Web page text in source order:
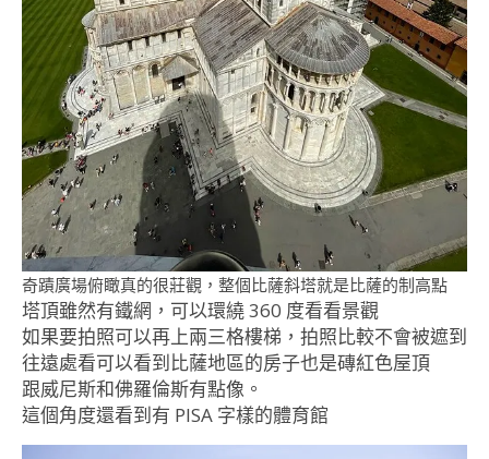
奇蹟廣場俯瞰真的很莊觀，整個比薩斜塔就是比薩的制高點
塔頂雖然有鐵網，可以環繞 360 度看看景觀
如果要拍照可以再上兩三格樓梯，拍照比較不會被遮到
往遠處看可以看到比薩地區的房子也是磚紅色屋頂
跟威尼斯和佛羅倫斯有點像。
這個角度還看到有 PISA 字樣的體育館